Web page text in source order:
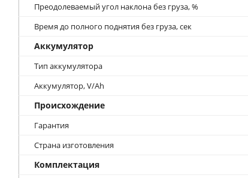
Преодолеваемый угол наклона без груза, %
Время до полного поднятия без груза, сек
Аккумулятор
Тип аккумулятора
Аккумулятор, V/Ah
Происхождение
Гарантия
Страна изготовления
Комплектация